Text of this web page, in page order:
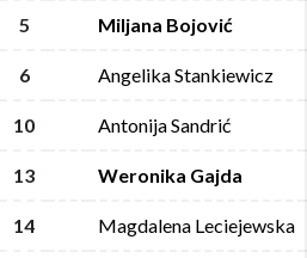
5 Miljana Bojović
6 Angelika Stankiewicz
10 Antonija Sandrić
13 Weronika Gajda
14 Magdalena Leciejewska
5 Miljana Bojović
6 Angelika Stankiewicz
10 Antonija Sandrić
13 Weronika Gajda
14 Magdalena Leciejewska